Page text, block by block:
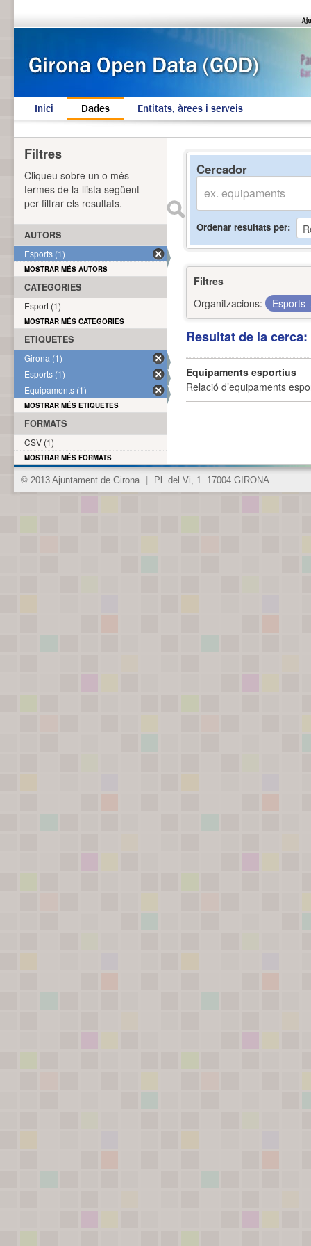
Inici Dades Entitats, àrees i serveis
Cercador
Ordenar resultats per
Filtres
Organitzacions:
Esports
Resultat de la
Equipaments esportius
Relació d’equipaments
Filtres
Cliqueu sobre un o més
termes de la llista següent
per filtrar els resultats.
AUTORS
Esports (1)
MOSTRAR MÉS AUTORS
CATEGORIES
Esport (1)
MOSTRAR MÉS CATEGORIES
ETIQUETES
Girona (1)
Esports (1)
Equipaments (1)
MOSTRAR MÉS ETIQUETES
FORMATS
CSV (1)
MOSTRAR MÉS FORMATS
© 2013 Ajuntament de Girona Pl. del Vi, 1. 17004 GIRONA